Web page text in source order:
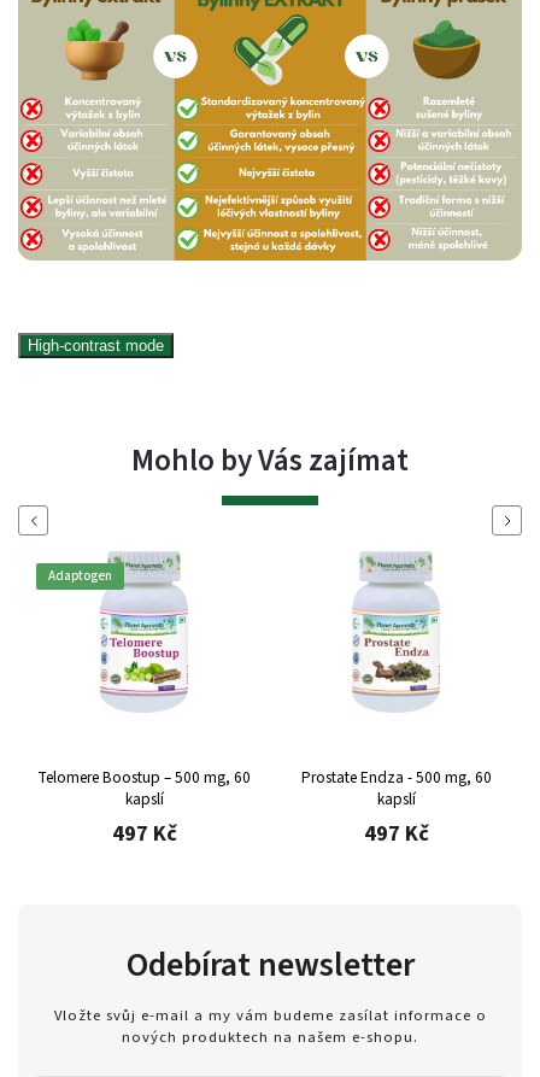
High-contrast mode
Mohlo by Vás zajímat
Previous Next
Adaptogen
Telomere Boostup – 500 mg, 60
kapslí
497 Kč
Prostate Endza - 500 mg, 60
kapslí
497 Kč
Odebírat newsletter
Vložte svůj e-mail a my vám budeme zasílat informace o
nových produktech na našem e-shopu.